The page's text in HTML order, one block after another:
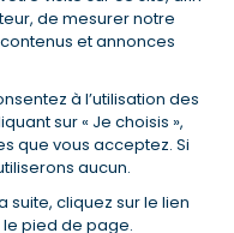
de mesurer notre
et annonces
à l’utilisation des
sur « Je choisis »,
que vous acceptez. Si
aucun.
cliquez sur le lien
pied de page.
conditions d'utilisation
Vous pourrez
le lien présent dans